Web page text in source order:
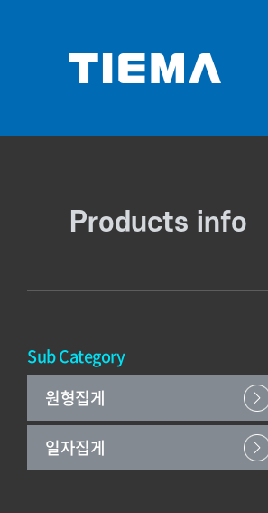
Products info
Sub Category
원형집게
일자집게